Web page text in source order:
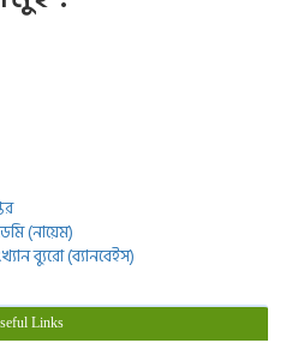
(নায়েম)
ব্যুরো (ব্যানবেইস)
Links